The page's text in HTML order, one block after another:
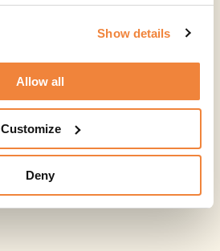
Show details
Allow all
Customize
Deny